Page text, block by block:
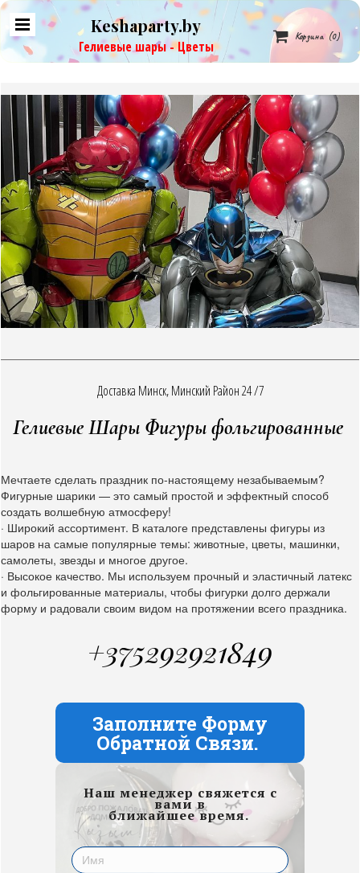
Keshaparty.by
Гелиевые шары - Цветы
 Корзина (0)
Доставка Минск, Минский Район 24 /7
Гелиевые Шары Фигуры фольгированные
Мечтаете сделать праздник по-настоящему незабываемым?
Фигурные шарики — это самый простой и эффектный способ
создать волшебную атмосферу!
· Широкий ассортимент. В каталоге представлены фигуры из
шаров на самые популярные темы: животные, цветы, машинки,
самолеты, звезды и многое другое.
· Высокое качество. Мы используем прочный и эластичный латекс
и фольгированные материалы, чтобы фигурки долго держали
форму и радовали своим видом на протяжении всего праздника.
+375292921849
Заполните Форму
Обратной Связи.
Наш менеджер свяжется с
вами в
ближайшее время.